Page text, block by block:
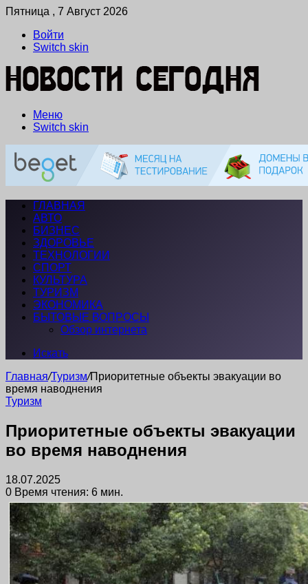
Пятница , 7 Август 2026
Войти
Switch skin
Меню
Switch skin
ГЛАВНАЯ
АВТО
БИЗНЕС
ЗДОРОВЬЕ
ТЕХНОЛОГИИ
СПОРТ
КУЛЬТУРА
ТУРИЗМ
ЭКОНОМИКА
БЫТОВЫЕ ВОПРОСЫ
Обзор интернета
Искать
Главная/Туризм/Приоритетные объекты эвакуации во
время наводнения
Туризм
Приоритетные объекты эвакуации
во время наводнения
18.07.2025
0 Время чтения: 6 мин.